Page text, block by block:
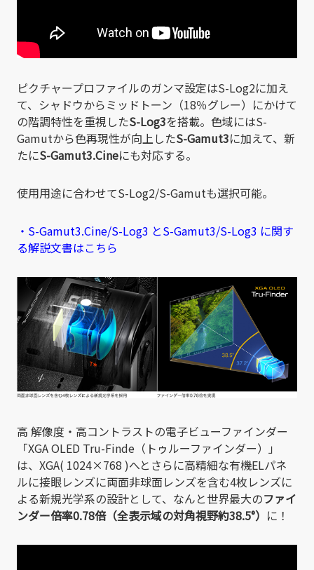
ピクチャープロファイルのガンマ設定はS-Log2に加え
て、シャドウからミッドトーン（18％グレー）にかけて
の階調特性を重視したS-Log3を搭載。色域にはS-
Gamutから色再現性が向上したS-Gamut3に加えて、新
たにS-Gamut3.Cineにも対応する。
使用用途に合わせてS-Log2/S-Gamutも選択可能。
・S-Gamut3.Cine/S-Log3 とS-Gamut3/S-Log3 に関す
る解説文書はこちら
高 解像度・高コントラストの電子ビューファインダー
「XGA OLED Tru-Finde（トゥルーファインダー）」
は、XGA( 1024×768 )へとさらに高精細な有機ELパネ
ルに接眼レンズに両面非球面レンズを含む4枚レンズに
よる新規光学系の設計として、なんと世界最大のファイ
ンダー倍率0.78倍（全表示域の対角視野約38.5°） に！